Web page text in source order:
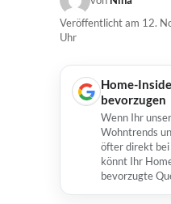
Veröffentlicht am 12.
Uhr
Home-
bevorzugen
Wenn Ihr
Wohntrends
öfter direkt bei
könnt Ihr
bevorzugte